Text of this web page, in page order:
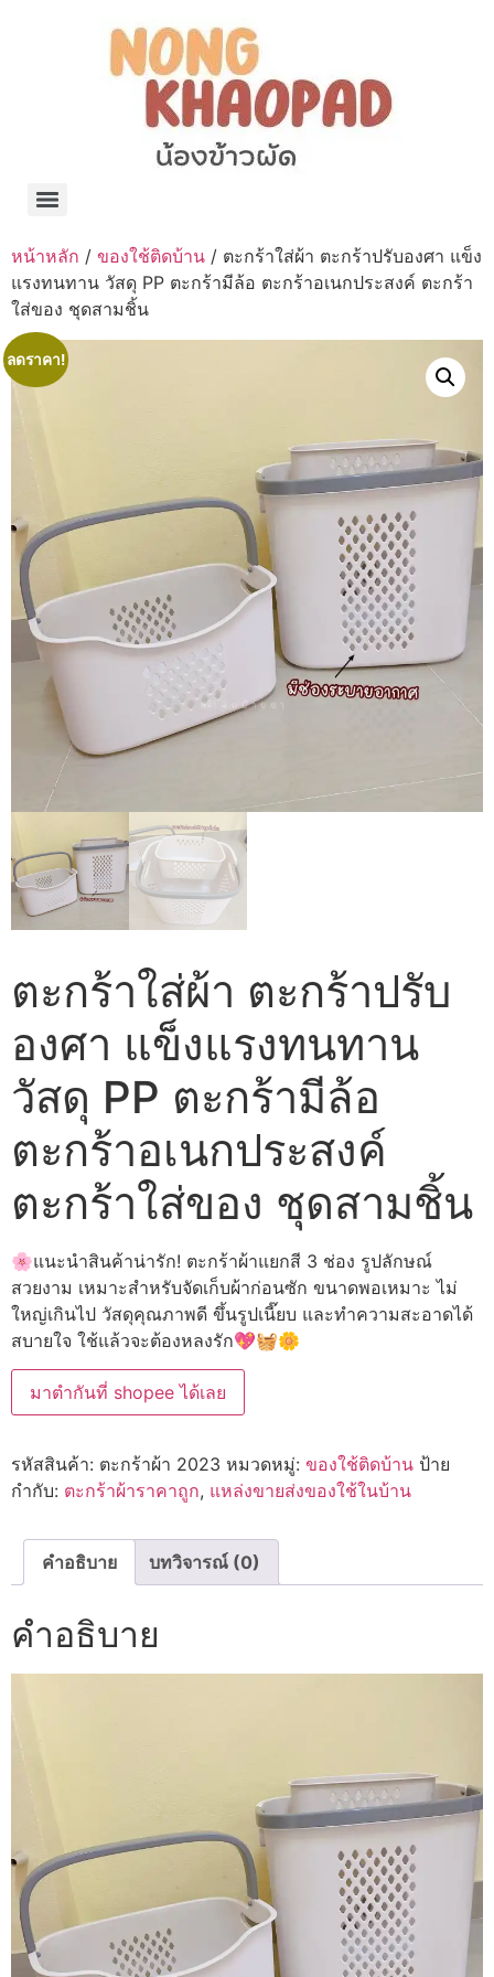
หน้าหลัก / ของใช้ติดบ้าน / ตะกร้าใส่ผ้า ตะกร้าปรับองศา แข็ง
แรงทนทาน วัสดุ PP ตะกร้ามีล้อ ตะกร้าอเนกประสงค์ ตะกร้า
ใส่ของ ชุดสามชิ้น
ลดราคา!
ตะกร้าใส่ผ้า ตะกร้าปรับ
องศา แข็งแรงทนทาน
วัสดุ PP ตะกร้ามีล้อ
ตะกร้าอเนกประสงค์
ตะกร้าใส่ของ ชุดสามชิ้น
🌸แนะนำสินค้าน่ารัก! ตะกร้าผ้าแยกสี 3 ช่อง รูปลักษณ์
สวยงาม เหมาะสำหรับจัดเก็บผ้าก่อนซัก ขนาดพอเหมาะ ไม่
ใหญ่เกินไป วัสดุคุณภาพดี ขึ้นรูปเนี๊ยบ และทำความสะอาดได้
สบายใจ ใช้แล้วจะต้องหลงรัก💖🧺🌼
มาตำกันที่ shopee ได้เลย
รหัสสินค้า: ตะกร้าผ้า 2023 หมวดหมู่: ของใช้ติดบ้าน ป้าย
กำกับ: ตะกร้าผ้าราคาถูก, แหล่งขายส่งของใช้ในบ้าน
คำอธิบาย บทวิจารณ์ (0)
คำอธิบาย